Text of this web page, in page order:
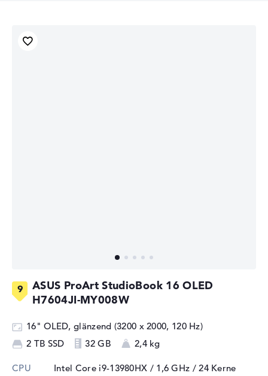
ASUS ProArt StudioBook 16 OLED
H7604JI-MY008W
16" OLED, glänzend (3200 x 2000, 120 Hz)
2 TB SSD
32 GB 2,4 kg
CPU Intel Core i9-13980HX / 1,6 GHz / 24 Kerne